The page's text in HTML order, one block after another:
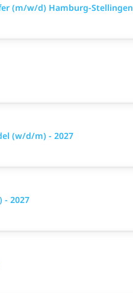
(m/w/d) Hamburg-Stellingen
(w/d/m) - 2027
- 2027